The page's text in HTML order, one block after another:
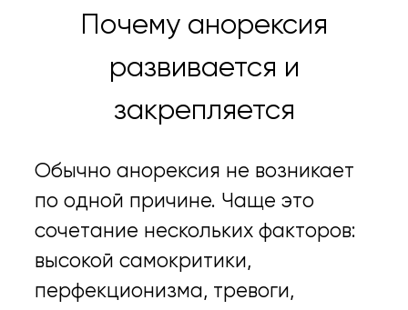
Почему анорексия
развивается и
закрепляется
Обычно анорексия не возникает
по одной причине. Чаще это
сочетание нескольких факторов:
высокой самокритики,
перфекционизма, тревоги,